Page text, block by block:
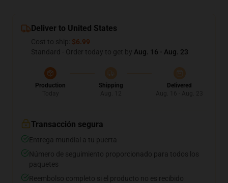
Deliver to United States
Cost to ship: $6.99
Standard - Order today to get by Aug. 16 - Aug. 23
Production
Shipping
Delivered
Transacción segura
Entrega mundial a tu puerta
Número de seguimiento proporcionado para todos los
paquetes
Reembolso completo si el producto no es recibido